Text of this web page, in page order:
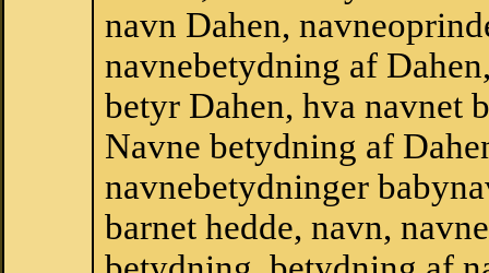
navn Dahen,
navnebetydning af
betyr Dahen, hva navnet
Navne betydning af
navnebetydninger
barnet hedde, navn,